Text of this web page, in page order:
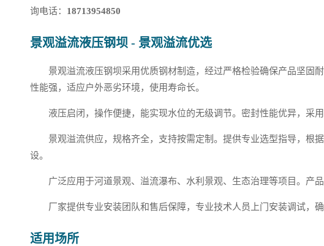
询电话： 18713954850
景观溢流液压钢坝 - 景观溢流优选
景观溢流液压钢坝采用优质钢材制造，经过严格检验确保产品坚固
性能强，适应户外恶劣环境，使用寿命长。
液压启闭，操作便捷，能实现水位的无级调节。密封性能优异，采
景观溢流供应，规格齐全，支持按需定制。提供专业选型指导，根
设。
广泛应用于河道景观、溢流瀑布、水利景观、生态治理等项目。产
厂家提供专业安装团队和售后保障，专业技术人员上门安装调试，
适用场所